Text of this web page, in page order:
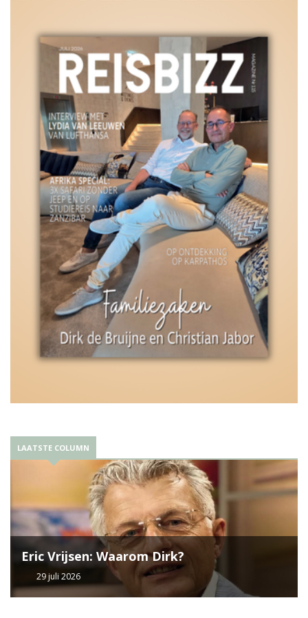
LAATSTE COLUMN
Eric Vrijsen: Waarom Dirk?
29 juli 2026